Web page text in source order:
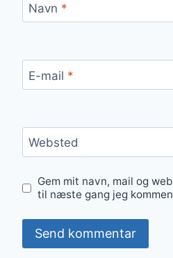
Navn *
E-mail *
Websted
Gem mit navn, mail og
til næste gang jeg